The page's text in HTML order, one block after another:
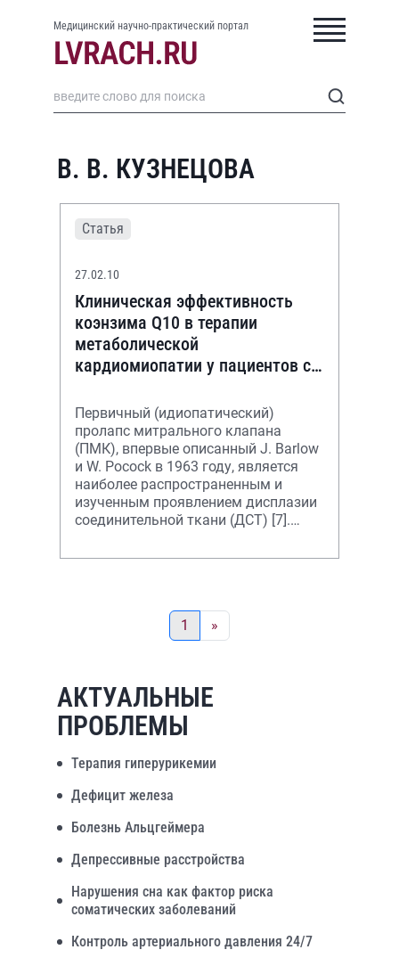
Медицинский научно-практический портал
В. В. КУЗНЕЦОВА
Статья
27.02.10
Клиническая эффективность
коэнзима Q10 в терапии
метаболической
кардиомиопатии у пациентов с
клапана на фоне дисплазии
соединит
Первичный (идиопатический)
пролапс митрального клапана
(ПМК), впервые описанный J. Barlow
и W. Pocock в 1963 году, является
наиболее распространенным и
изученным проявлением дисплазии
соединительной ткани (ДСТ) [7].
составл
1 »
АКТУАЛЬНЫЕ
ПРОБЛЕМЫ
Терапия гиперурикемии
Дефицит железа
Болезнь Альцгеймера
Депрессивные расстройства
Нарушения сна как фактор риска
соматических заболеваний
Контроль артериального давления 24/7